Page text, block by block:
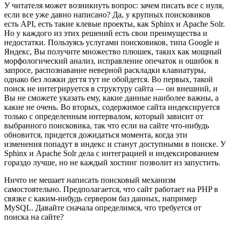
У читателя может возникнуть вопрос: зачем писать все с нуля,
если все уже давно написано? Да, у крупных поисковиков
есть API, есть такие клевые проекты, как Sphinx и Apache Solr.
Но у каждого из этих решений есть свои преимущества и
недостатки. Пользуясь услугами поисковиков, типа Google и
Яндекс, Вы получите множество плюшек, таких как мощный
морфологический анализ, исправление опечаток и ошибок в
запросе, распознавание неверной раскладки клавиатуры,
однако без ложки дегтя тут не обойдется. Во первых, такой
поиск не интегрируется в структуру сайта — он внешний, и
Вы не сможете указать ему, какие данные наиболее важны, а
какие не очень. Во вторых, содержимое сайта индексируется
только с определенным интервалом, который зависит от
выбранного поисковика, так что если на сайте что-нибудь
обновится, придется дожидаться момента, когда эти
изменения попадут в индекс и станут доступными в поиске. У
Sphinx и Apache Solr дела с интеграцией и индексированием
гораздо лучше, но не каждый хостинг позволит из запустить.
Ничто не мешает написать поисковый механизм
самостоятельно. Предполагается, что сайт работает на PHP в
связке с каким-нибудь сервером баз данных, например
MySQL. Давайте сначала определимся, что требуется от
поиска на сайте?